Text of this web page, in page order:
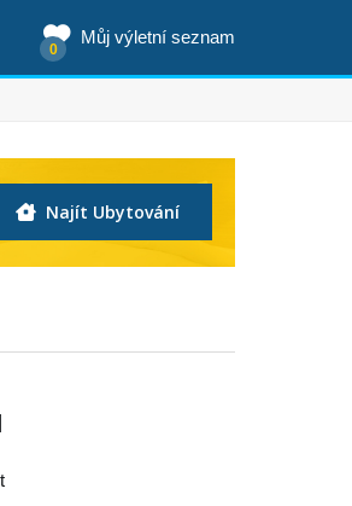
Můj výletní seznam
0
Najít Ubytování